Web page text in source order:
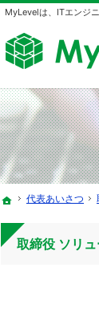
MyLevelは、ITエンジ
ホーム
代表あいさつ
取締役 ソリ